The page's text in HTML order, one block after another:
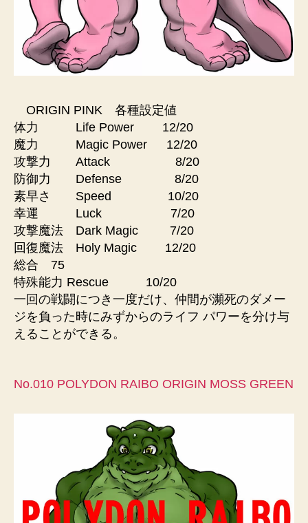
ORIGIN PINK 各種設定値
体力 Life Power 12/20
魔力 Magic Power 12/20
攻撃力 Attack 8/20
防御力 Defense 8/20
素早さ Speed 10/20
幸運 Luck 7/20
攻撃魔法 Dark Magic 7/20
回復魔法 Holy Magic 12/20
総合 75
特殊能力 Rescue 10/20
一回の戦闘につき一度だけ、仲間が瀕死のダメー
ジを負った時にみずからのライフ パワーを分け与
えることができる。
No.010 POLYDON RAIBO ORIGIN MOSS GREEN